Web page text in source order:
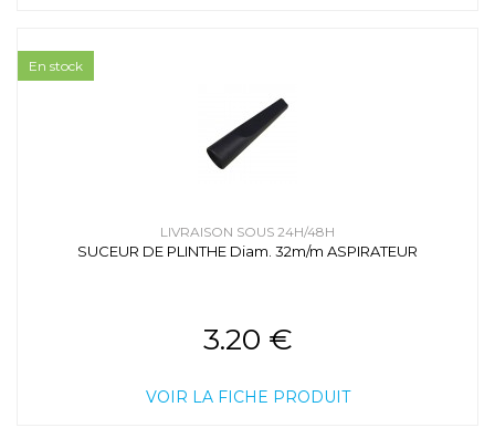
LIVRAISON SOUS 24H/48H
SUCEUR DE PLINTHE Diam. 32m/m ASPIRATEUR
3.20 €
VOIR LA FICHE PRODUIT
En stock